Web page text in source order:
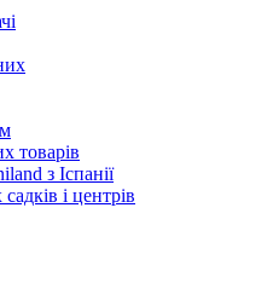
товарів
з Іспанії
і центрів